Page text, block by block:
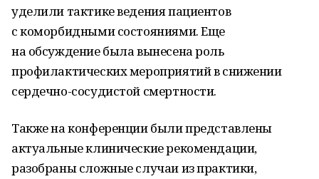
уделили тактике ведения пациентов
с коморбидными состояниями. Еще
на обсуждение была вынесена роль
профилактических мероприятий в снижении
сердечно-сосудистой смертности.
Также на конференции были представлены
актуальные клинические рекомендации,
разобраны сложные случаи из практики,